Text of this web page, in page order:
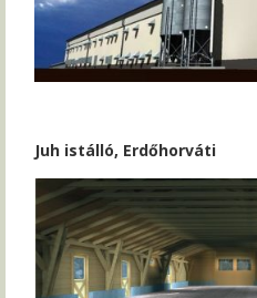
Juh istálló, Erdőhorváti